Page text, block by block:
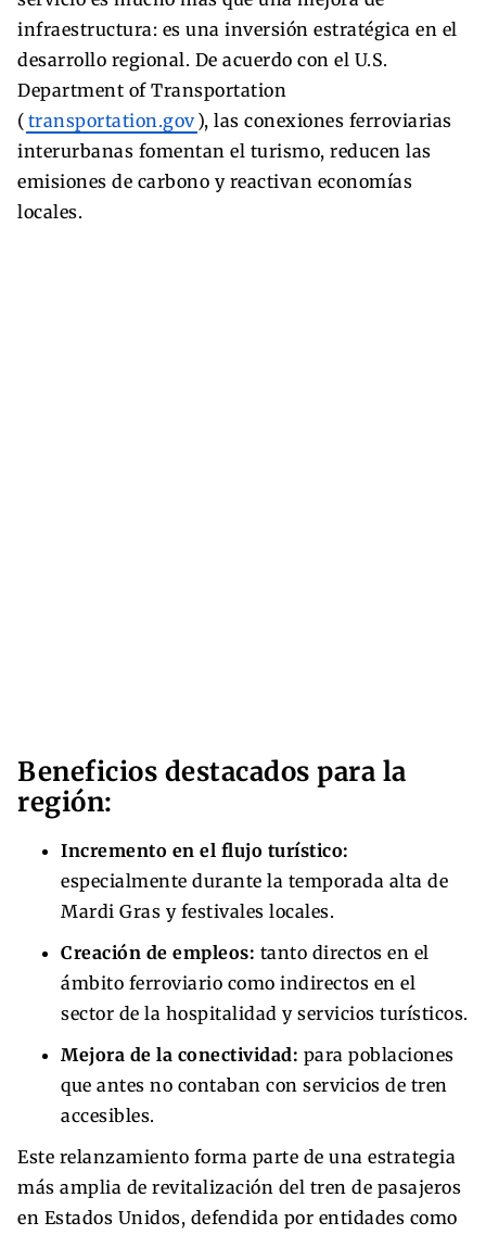
infraestructura: es una inversión estratégica en el
desarrollo regional. De acuerdo con el U.S.
Department of Transportation
( transportation.gov), las conexiones ferroviarias
interurbanas fomentan el turismo, reducen las
emisiones de carbono y reactivan economías
locales.
Beneficios destacados para la
región:
Incremento en el flujo turístico:
especialmente durante la temporada alta de
Mardi Gras y festivales locales.
Creación de empleos: tanto directos en el
ámbito ferroviario como indirectos en el
sector de la hospitalidad y servicios turísticos.
Mejora de la conectividad: para poblaciones
que antes no contaban con servicios de tren
accesibles.
Este relanzamiento forma parte de una estrategia
más amplia de revitalización del tren de pasajeros
en Estados Unidos, defendida por entidades como